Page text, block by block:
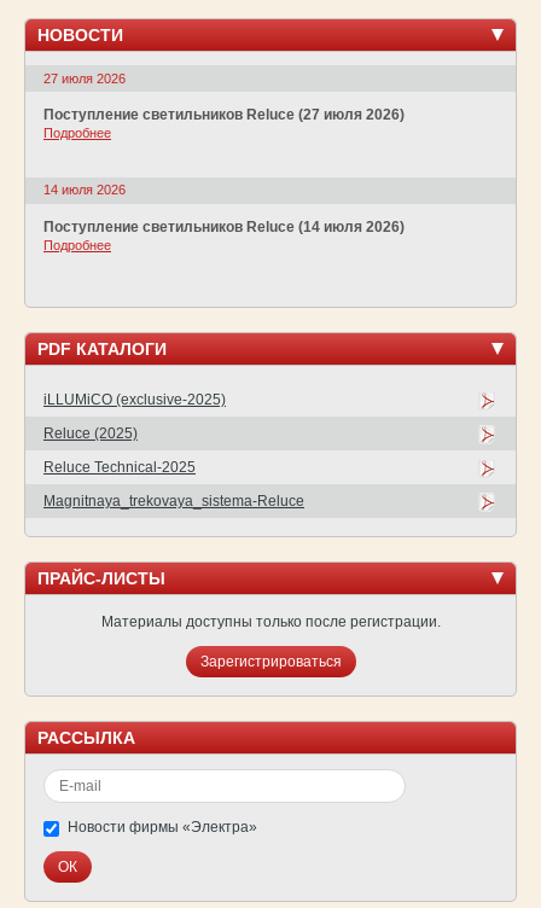
НОВОСТИ
27 июля 2026
Поступление светильников Reluce (27 июля 2026)
Подробнее
14 июля 2026
Поступление светильников Reluce (14 июля 2026)
Подробнее
PDF КАТАЛОГИ
iLLUMiCO (exclusive-2025)
Reluce (2025)
Reluce Technical-2025
Magnitnaya_trekovaya_sistema-Reluce
ПРАЙС-ЛИСТЫ
Материалы доступны только после регистрации.
Зарегистрироваться
РАССЫЛКА
Новости фирмы «Электра»